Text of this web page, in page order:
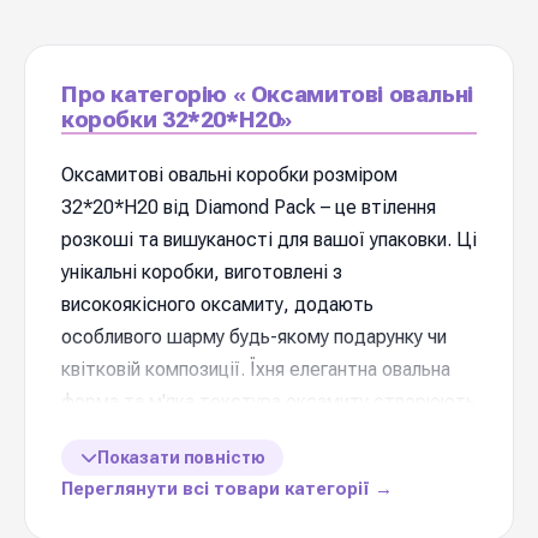
Про категорію « Оксамитові овальні
коробки 32*20*Н20»
Оксамитові овальні коробки розміром
32*20*Н20 від Diamond Pack – це втілення
розкоші та вишуканості для вашої упаковки. Ці
унікальні коробки, виготовлені з
високоякісного оксамиту, додають
особливого шарму будь-якому подарунку чи
квітковій композиції. Їхня елегантна овальна
форма та м'яка текстура оксамиту створюють
враження, що робить їх ідеальним вибором
для особливих випадків. Завдяки оптимальним
Показати повністю
Переглянути всі товари категорії →